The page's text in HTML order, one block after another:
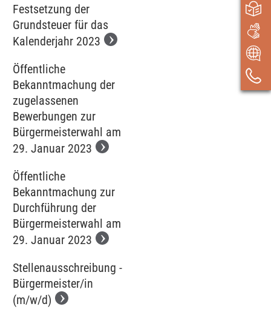
Festsetzung der
Grundsteuer für das
Kalenderjahr 2023
Öffentliche
Bekanntmachung der
zugelassenen
Bewerbungen zur
Bürgermeisterwahl am
29. Januar 2023
Öffentliche
Bekanntmachung zur
Durchführung der
Bürgermeisterwahl am
29. Januar 2023
Stellenausschreibung -
Bürgermeister/in
(m/w/d)